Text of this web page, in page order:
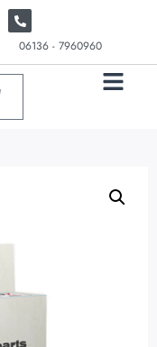
06136 - 7960960